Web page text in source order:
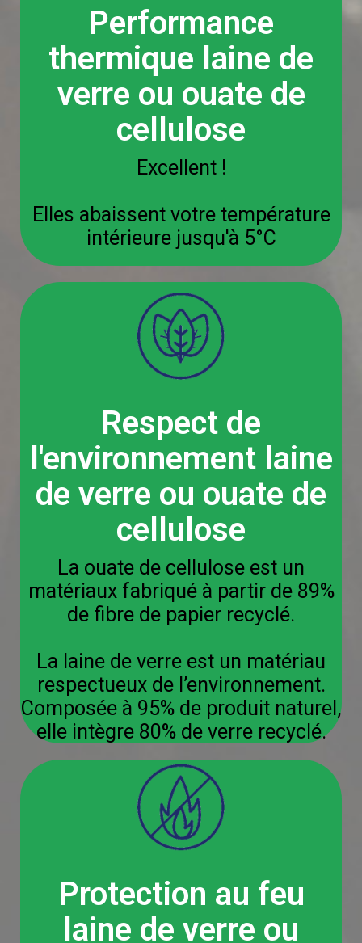
Performance
thermique laine de
verre ou ouate de
cellulose
Excellent !
Elles abaissent votre température
intérieure jusqu'à 5°C
Respect de
l'environnement laine
de verre ou ouate de
cellulose
La ouate de cellulose est un
matériaux fabriqué à partir de 89%
de fibre de papier recyclé.
La laine de verre est un matériau
respectueux de l’environnement.
Composée à 95% de produit naturel,
elle intègre 80% de verre recyclé.
Protection au feu
laine de verre ou